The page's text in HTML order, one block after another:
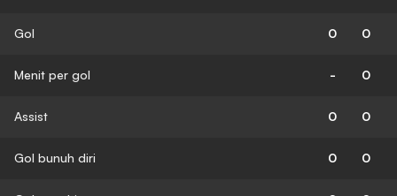
Gol 0 0
Menit per gol - 0
Assist 0 0
Gol bunuh diri 0 0